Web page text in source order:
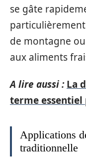
se gâte
de montagne ou
aux aliments
A lire aussi : La
terme
Applications
traditionnelle